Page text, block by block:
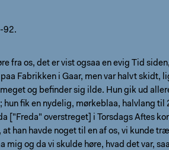
92.
fra os, det er vist ogsaa en evig Tid
Fabrikken i Gaar, men var halvt skidt,
og befinder sig ilde. Hun gik ud
hun fik en nydelig, mørkeblaa, halvlang til
["Freda" overstreget] i Torsdags Aftes
at han havde noget til en af os, vi kunde
mig og da vi skulde høre, hvad det var,